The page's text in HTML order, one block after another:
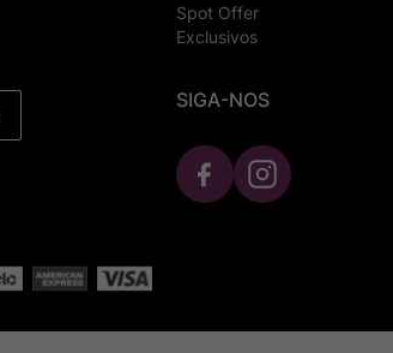
Spot Offer
Exclusivos
SIGA-NOS